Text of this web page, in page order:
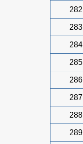
282
283
284
285
286
287
288
289